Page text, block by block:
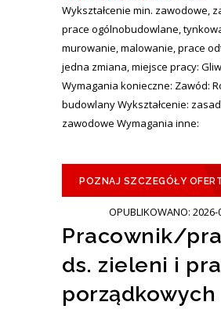
Wykształcenie min. zawodowe,
prace ogólnobudowlane,
murowanie, malowanie, prace
jedna zmiana, miejsce pracy:
Wymagania konieczne: Zawód:
budowlany Wykształcenie:
zawodowe Wymagania inne:
POZNAJ SZCZEGÓŁY
OPUBLIKOWANO: 2026-
Pracownik/
ds. zieleni i
porządkowych